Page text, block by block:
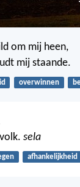
om mij heen,
mij staande.
overwinnen
sela
afhankelijkheid